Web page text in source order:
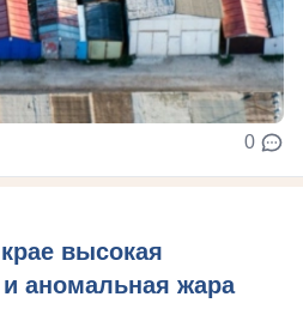
0
высокая
аномальная жара